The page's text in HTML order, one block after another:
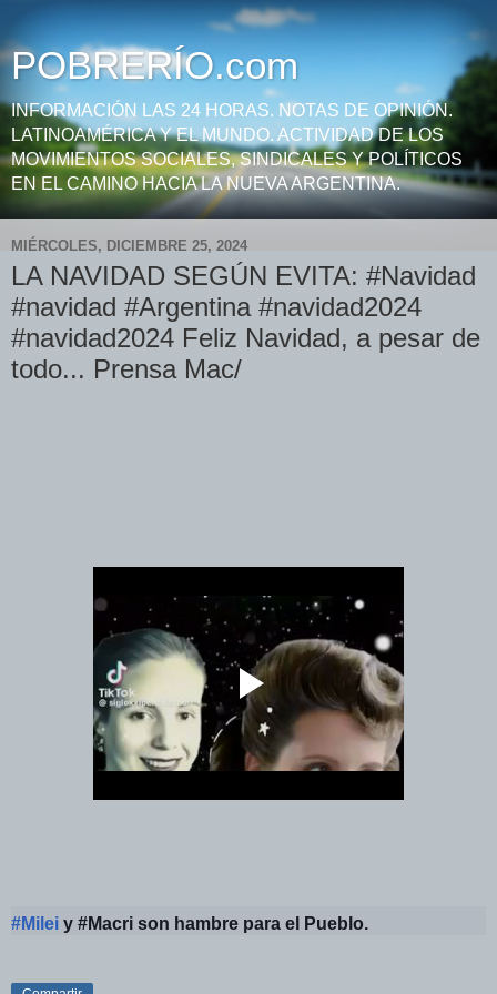
POBRERÍO.com
INFORMACIÓN LAS 24 HORAS. NOTAS DE OPINIÓN.
LATINOAMÉRICA Y EL MUNDO. ACTIVIDAD DE LOS
MOVIMIENTOS SOCIALES, SINDICALES Y POLÍTICOS
EN EL CAMINO HACIA LA NUEVA ARGENTINA.
MIÉRCOLES, DICIEMBRE 25, 2024
LA NAVIDAD SEGÚN EVITA: #Navidad
#navidad #Argentina #navidad2024
#navidad2024 Feliz Navidad, a pesar de
todo... Prensa Mac/
#Milei y #Macri son hambre para el Pueblo.